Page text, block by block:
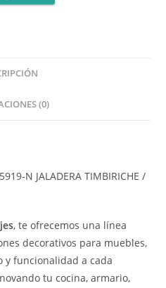
(0)
N JALADERA TIMBIRICHE /
, te ofrecemos una línea
decorativos para muebles,
y funcionalidad a cada
tu cocina, armario,